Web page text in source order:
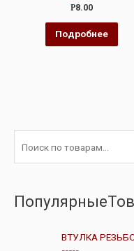
Оценка
из
5
Р8.00
Подробнее
ВТУЛКА